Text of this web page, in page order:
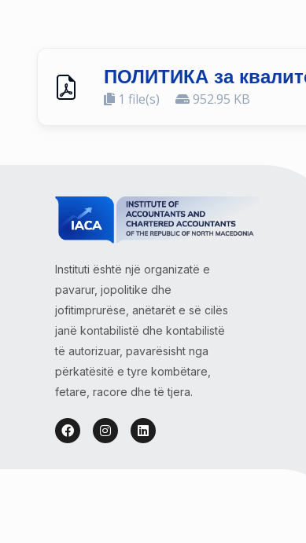
ПОЛИТИКА за
1 file(s) 952.95 KB
Instituti është një organizatë e
pavarur, jopolitike dhe
jofitimprurëse, anëtarët e së cilës
janë kontabilistë dhe kontabilistë
të autorizuar, pavarësisht nga
përkatësitë e tyre kombëtare,
fetare, racore dhe të tjera.